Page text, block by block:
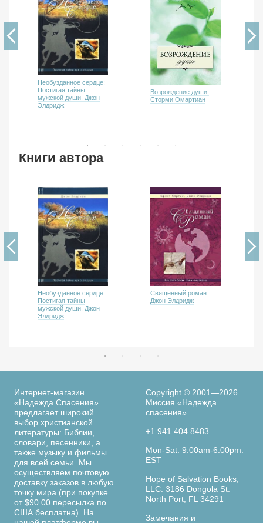
Необузданное сердце:
Постигая тайны
мужской души. Джон
Элдридж
Возрождение души.
Сторми Омартиан
Книги автора
Необузданное сердце:
Постигая тайны
мужской души. Джон
Элдридж
Священный роман.
Джон Элдридж
Интернет-магазин
«Надежда Спасения»
предлагает широкий
выбор христианской
литературы: Библии,
словари, песенники, а
также музыку и фильмы
для всей семьи. Мы
осуществляем почтовую
доставку заказов в любую
точку мира (при покупке
от $90.00 пересылка по
США бесплатна). На
Copyright © 2001—2026
Миссия «Надежда
спасения»
+1 941 404 8483
Mon-Sat: 9:00am-6:00pm.
EST
Hope of Salvation Books,
LLC. 3186 Dongola St.
North Port, FL 34291
Замечания и